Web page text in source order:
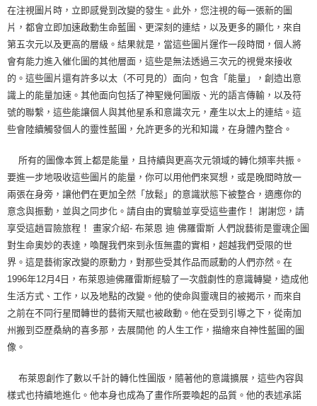
在注視圖片時，立即感覺到改變的發生。此外，您注視的每一張新的圖
片，都會立即加速啟動生命藍圖、更深刻的連結，以及更多的顯化，來自
第五次元以及更高的層級。結果就是，當這些圖片運作一段時間，個人將
會有能力進入催化圖的其他層面，這些是無法透過三次元的視覺來接收
的。這些圖片還有許多以太（不可見的）面向，包含「能量」，創造出意
識上的能量加速。其他面向包括了神聖幾何圖版、光的語言傳輸，以及符
號的聯繫，這些能讓個人與其他星系和意識次元，產生以太上的連結。這
些會陸續觸發個人的靈性藍圖，允許更多的光和知識，在身體內整合。
所有的圖像本質上都是能量，且持續與更高次元領域的轉化頻率共振。
要進一步地吸收這些圖片的能量，你可以用他們來冥想，或是晚間時放一
兩張在身旁，讓他們在更加全然「放鬆」的意識狀態下被整合，適應你的
意念與振動，並與之同步化。請自由的實驗並享受這些畫作！ 謝謝您，請
享受這趟冒險旅程！ 畫家介紹- 布萊恩 迪 佛羅雷斯 人們說藝術是靈魂企圖
對生命奧妙的表達，喚醒我們來到永恆無盡的實相，超越我們受限的世
界。這是藝術家改變的原動力，對那些受其作品而感動的人們亦然。在
1996年12月4日，布萊恩迪佛羅雷斯經驗了一次戲劇性的意識轉變，造成他
生活方式、工作，以及地點的改變。他的使命與靈魂目的被揭示，而來自
之前在不同行星間轉世的藝術天賦也被啟動。他在受到引導之下，從南加
州搬到亞歷桑納的喜多那，去展開他 的人生工作，描繪來自神性藍圖的圖
像。
布萊恩創作了數以千計的轉化性圖版，隨著他的意識擴展，這些內容與
樣式也持續地進化。他本身也成為了畫作所要喚起的品質。他的表述承諾